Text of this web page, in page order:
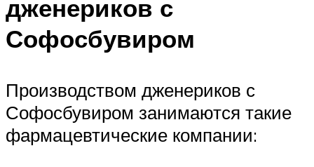
дженериков с
Софосбувиром
Производством дженериков с
Софосбувиром занимаются такие
фармацевтические компании: